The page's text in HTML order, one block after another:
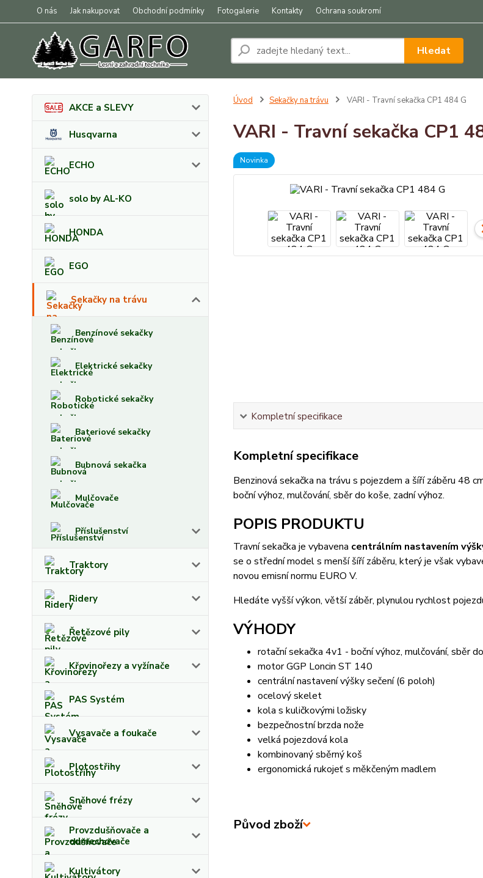
O nás Jak nakupovat Obchodní podmínky Fotogalerie Kontakty Ochrana soukromí
Hledat
AKCE a SLEVY
Husqvarna
ECHO
solo by AL-KO
HONDA
EGO
Sekačky na trávu
Benzínové sekačky
Elektrické sekačky
Robotické sekačky
Bateriové sekačky
Bubnová sekačka
Mulčovače
Příslušenství
Traktory
Ridery
Řetězové pily
Křovinořezy a vyžínače
PAS Systém
Vysavače a foukače
Plotostřihy
Sněhové frézy
Provzdušňovače a
odmechovače
Kultivátory
Úvod Sekačky na trávu VARI - Travní sekačka CP1 484 G
VARI - Travní sekačka CP1
Novinka
Kompletní specifikace
Kompletní specifikace
Benzinová sekačka na trávu s pojezdem a šíří záběru 48
boční výhoz, mulčování, sběr do koše, zadní výhoz.
POPIS PRODUKTU
Travní sekačka je vybavena centrálním nastavením
se o střední model s menší šíří záběru, který je však
novou emisní normu EURO V.
Hledáte vyšší výkon, větší záběr, plynulou rychlost
VÝHODY
rotační sekačka 4v1 - boční výhoz, mulčování, sběr
motor GGP Loncin ST 140
centrální nastavení výšky sečení (6 poloh)
ocelový skelet
kola s kuličkovými ložisky
bezpečnostní brzda nože
velká pojezdová kola
kombinovaný sběrný koš
ergonomická rukojeť s měkčeným madlem
Původ zboží